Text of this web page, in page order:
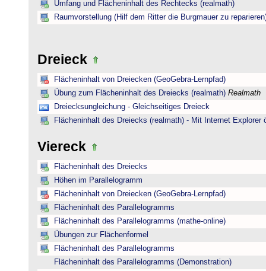
Umfang und Flächeninhalt des Rechtecks (realmath)
Raumvorstellung (Hilf dem Ritter die Burgmauer zu
Dreieck
Flächeninhalt von Dreiecken (GeoGebra-Lernpfad)
Übung zum Flächeninhalt des Dreiecks (realmath) Realmath
Dreiecksungleichung - Gleichseitiges Dreieck
Flächeninhalt des Dreiecks (realmath) - Mit Internet Explorer
Viereck
Flächeninhalt des Dreiecks
Höhen im Parallelogramm
Flächeninhalt von Dreiecken (GeoGebra-Lernpfad)
Flächeninhalt des Parallelogramms
Flächeninhalt des Parallelogramms (mathe-online)
Übungen zur Flächenformel
Flächeninhalt des Parallelogramms
Flächeninhalt des Parallelogramms (Demonstration)